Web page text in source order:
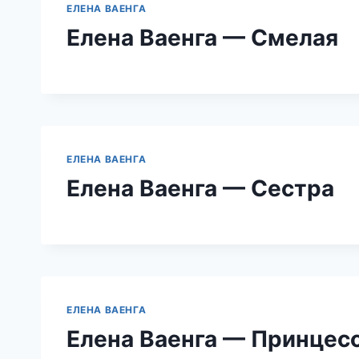
ЕЛЕНА ВАЕНГА
Елена Ваенга — Смелая
ЕЛЕНА ВАЕНГА
Елена Ваенга — Сестра
ЕЛЕНА ВАЕНГА
Елена Ваенга —